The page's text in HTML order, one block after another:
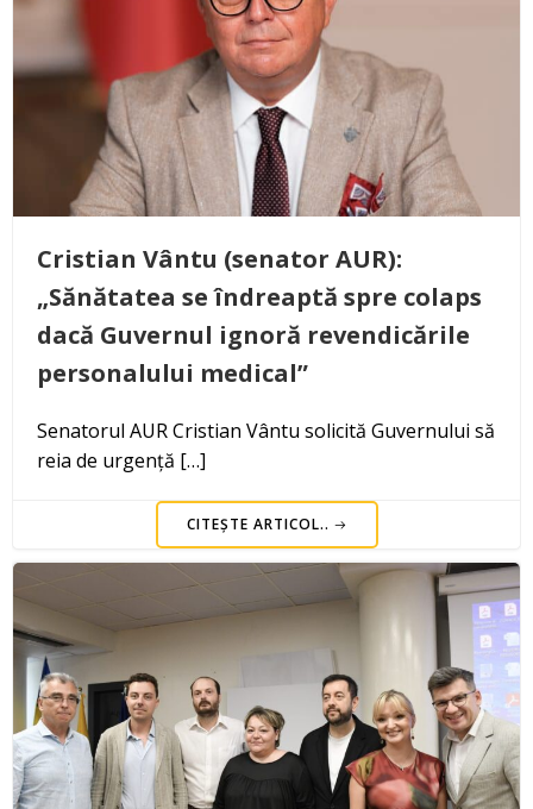
Cristian Vântu (senator AUR):
„Sănătatea se îndreaptă spre colaps
dacă Guvernul ignoră revendicările
personalului medical”
Senatorul AUR Cristian Vântu solicită Guvernului să
reia de urgență […]
CITEȘTE ARTICOL..